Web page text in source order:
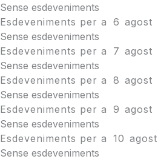
Sense esdeveniments
Esdeveniments per a 6 agost
Sense esdeveniments
Esdeveniments per a
7 agost
Sense esdeveniments
Esdeveniments per a 8 agost
Sense esdeveniments
Esdeveniments per a 9 agost
Sense esdeveniments
Esdeveniments per a 10 agost
Sense esdeveniments